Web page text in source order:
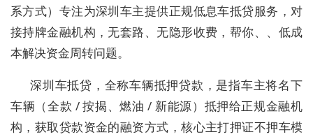
系方式）专注为深圳车主提供正规低息车抵贷服务，对
接持牌金融机构，无套路、无隐形收费，帮你、、低成
本解决资金周转问题。
深圳车抵贷，全称车辆抵押贷款，是指车主将名下
车辆（全款 / 按揭、燃油 / 新能源）抵押给正规金融机
构，获取贷款资金的融资方式，核心主打押证不押车模